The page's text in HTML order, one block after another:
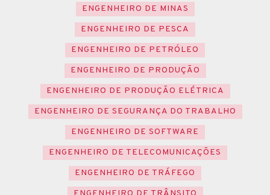
ENGENHEIRO DE MINAS
ENGENHEIRO DE PESCA
ENGENHEIRO DE PETRÓLEO
ENGENHEIRO DE PRODUÇÃO
ENGENHEIRO DE PRODUÇÃO ELÉTRICA
ENGENHEIRO DE SEGURANÇA DO TRABALHO
ENGENHEIRO DE SOFTWARE
ENGENHEIRO DE TELECOMUNICAÇÕES
ENGENHEIRO DE TRÁFEGO